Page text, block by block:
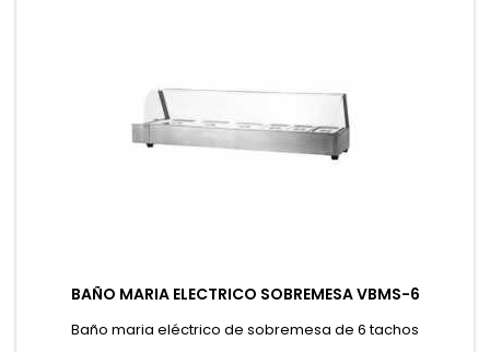
BAÑO MARIA ELECTRICO SOBREMESA VBMS-6
Baño maria eléctrico de sobremesa de 6 tachos